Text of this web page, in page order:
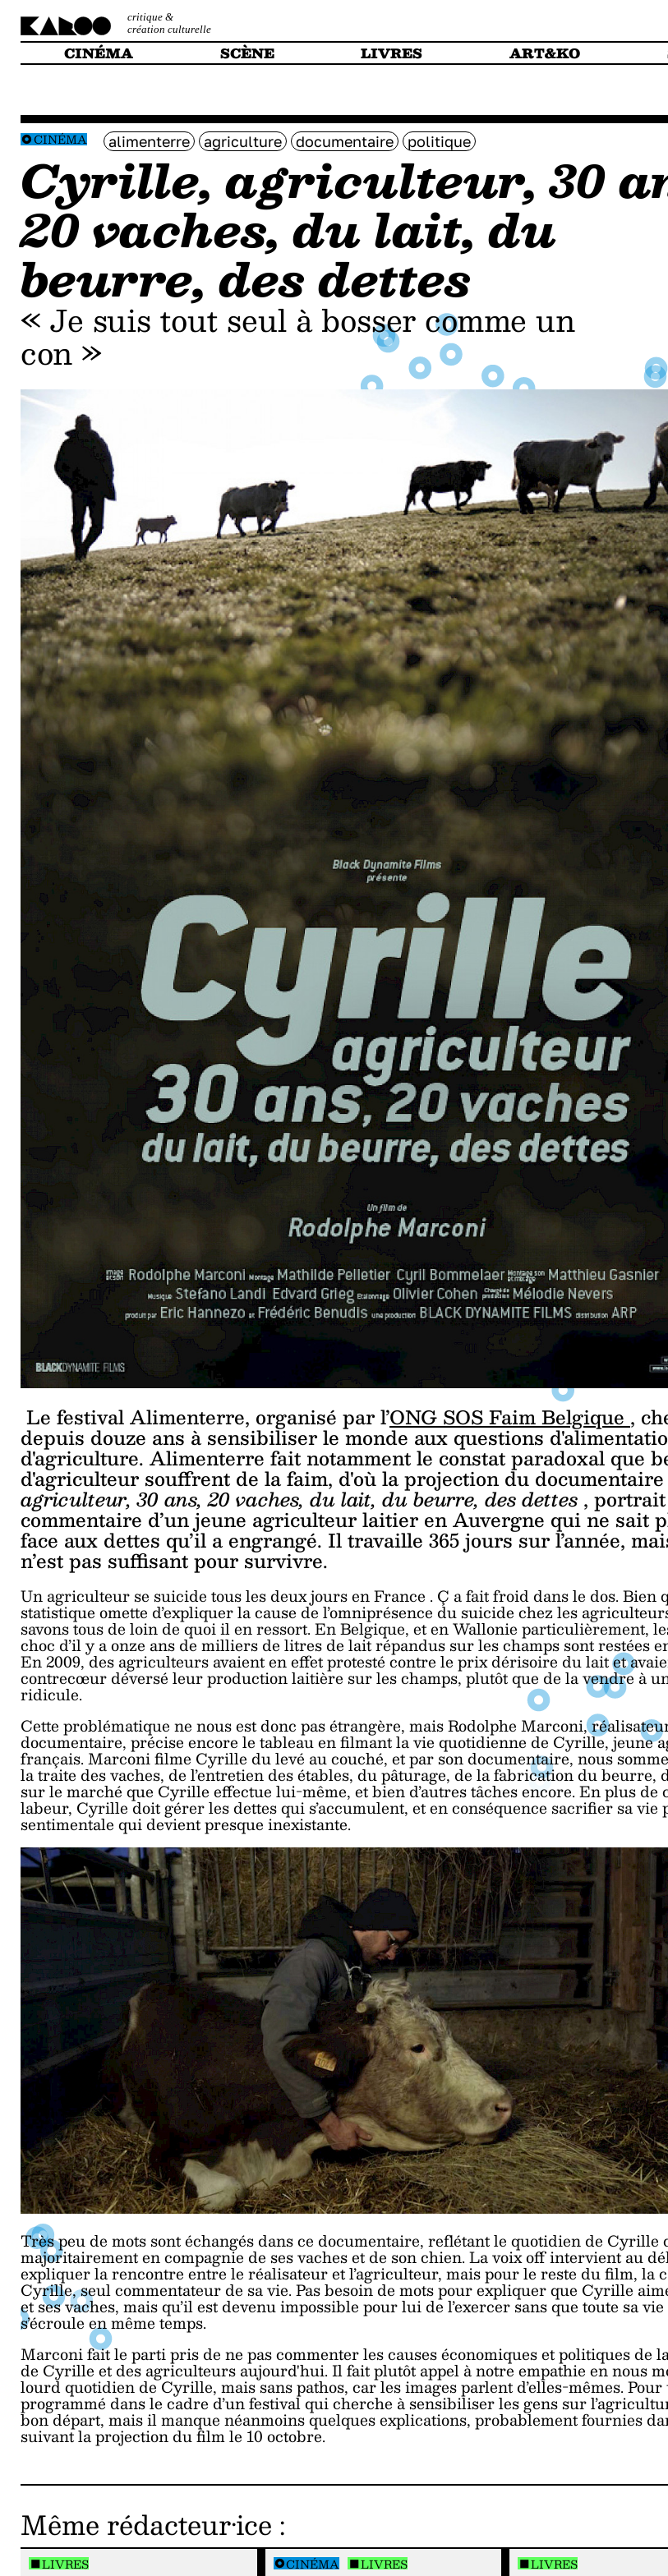
critique &
création culturelle
CINÉMA SCÈNE LIVRES ART&KO
CINÉMA alimenterre agriculture documentaire politique
Cyrille, agriculteur, 30
20 vaches, du lait, du
beurre, des dettes
« Je suis tout seul à bosser comme un
con »
Le festival Alimenterre, organisé par l’ONG SOS Faim Belgique ,
depuis douze ans à sensibiliser le monde aux questions
d'agriculture. Alimenterre fait notamment le constat paradoxal que
d'agriculteur souffrent de la faim, d'où la projection du documentaire
agriculteur, 30 ans, 20 vaches, du lait, du beurre, des dettes ,
commentaire d’un jeune agriculteur laitier en Auvergne qui ne sait
face aux dettes qu’il a engrangé. Il travaille 365 jours sur l’année,
n’est pas suffisant pour survivre.
Un agriculteur se suicide tous les deux jours en France . Ç a fait froid dans le dos. Bien
statistique omette d’expliquer la cause de l’omniprésence du suicide chez les
savons tous de loin de quoi il en ressort. En Belgique, et en Wallonie particulièrement,
choc d’il y a onze ans de milliers de litres de lait répandus sur les champs sont restées
En 2009, des agriculteurs avaient en effet protesté contre le prix dérisoire du lait et
contrecœur déversé leur production laitière sur les champs, plutôt que de la vendre à
ridicule.
Cette problématique ne nous est donc pas étrangère, mais Rodolphe Marconi,
documentaire, précise encore le tableau en filmant la vie quotidienne de Cyrille, jeune
français. Marconi filme Cyrille du levé au couché, et par son documentaire, nous
la traite des vaches, de l’entretien des étables, du pâturage, de la fabrication du beurre,
sur le marché que Cyrille effectue lui-même, et bien d’autres tâches encore. En plus de
labeur, Cyrille doit gérer les dettes qui s’accumulent, et en conséquence sacrifier sa vie
sentimentale qui devient presque inexistante.
Très peu de mots sont échangés dans ce documentaire, reflétant le quotidien de Cyrille
majoritairement en compagnie de ses vaches et de son chien. La voix off intervient au
expliquer la rencontre entre le réalisateur et l’agriculteur, mais pour le reste du film, la
Cyrille, seul commentateur de sa vie. Pas besoin de mots pour expliquer que Cyrille
et ses vaches, mais qu’il est devenu impossible pour lui de l’exercer sans que toute sa vie
s’écroule en même temps.
Marconi fait le parti pris de ne pas commenter les causes économiques et politiques de
de Cyrille et des agriculteurs aujourd'hui. Il fait plutôt appel à notre empathie en nous
lourd quotidien de Cyrille, mais sans pathos, car les images parlent d’elles-mêmes.
programmé dans le cadre d’un festival qui cherche à sensibiliser les gens sur
bon départ, mais il manque néanmoins quelques explications, probablement fournies
suivant la projection du film le 10 octobre.
Même rédacteur·ice :
LIVRES CINÉMA LIVRES LIVRES